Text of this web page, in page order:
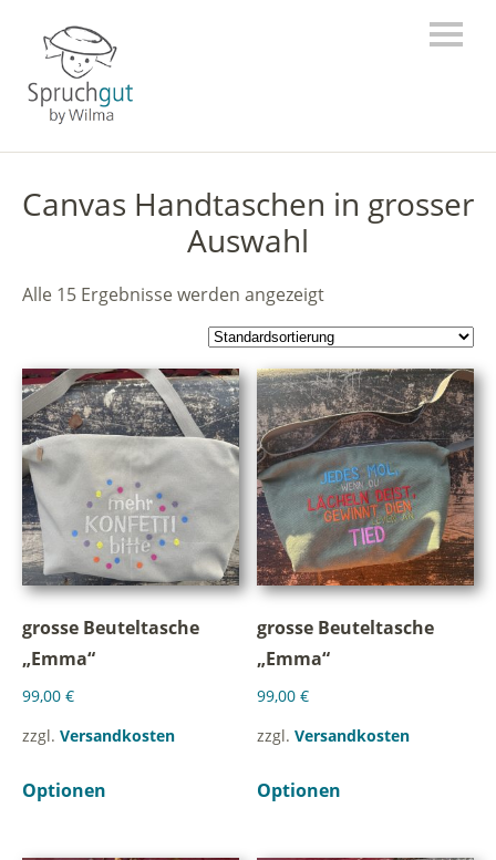
Canvas Handtaschen in grosser
Auswahl
Alle 15 Ergebnisse werden angezeigt
grosse Beuteltasche
„Emma“
99,00 €
zzgl. Versandkosten
Optionen
grosse Beuteltasche
„Emma“
99,00€
zzgl.Versandkosten
Optionen